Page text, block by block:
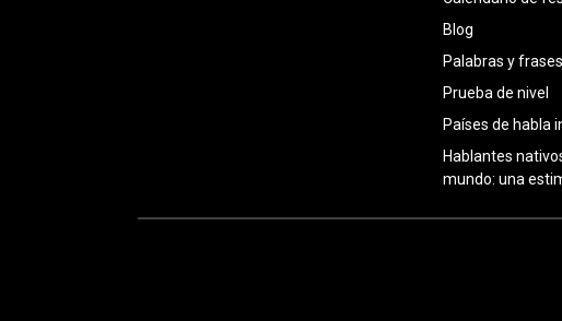
Blog
Palabras y
Prueba de nivel
Países de habla
Hablantes
mundo: una